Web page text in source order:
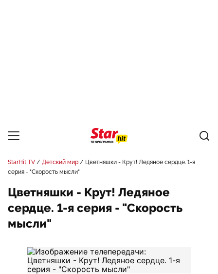
StarHit TV Детский мир
Цветняшки - Крут! Ледяное сердце. 1-я
серия - "Скорость мысли"
Цветняшки - Крут! Ледяное
сердце. 1-я серия - "Скорость
мысли"